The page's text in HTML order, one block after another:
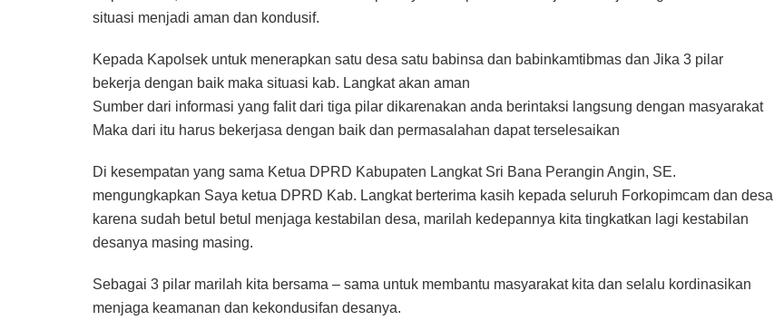
situasi menjadi aman dan kondusif.
Kepada Kapolsek untuk menerapkan satu desa satu babinsa dan babinkamtibmas dan Jika 3 pilar
bekerja dengan baik maka situasi kab. Langkat akan aman
Sumber dari informasi yang falit dari tiga pilar dikarenakan anda berintaksi langsung dengan masyarakat
Maka dari itu harus bekerjasa dengan baik dan permasalahan dapat terselesaikan
Di kesempatan yang sama Ketua DPRD Kabupaten Langkat Sri Bana Perangin Angin, SE.
mengungkapkan Saya ketua DPRD Kab. Langkat berterima kasih kepada seluruh Forkopimcam dan desa
karena sudah betul betul menjaga kestabilan desa, marilah kedepannya kita tingkatkan lagi kestabilan
desanya masing masing.
Sebagai 3 pilar marilah kita bersama – sama untuk membantu masyarakat kita dan selalu kordinasikan
menjaga keamanan dan kekondusifan desanya.